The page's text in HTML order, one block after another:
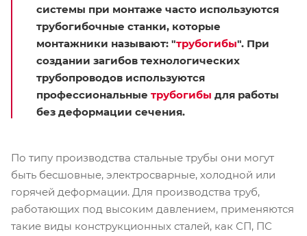
системы при монтаже часто используются
трубогибочные станки, которые
монтажники называют: "трубогибы". При
создании загибов технологических
трубопроводов используются
профессиональные трубогибы для работы
без деформации сечения.
По типу производства стальные трубы они могут
быть бесшовные, электросварные, холодной или
горячей деформации. Для производства труб,
работающих под высоким давлением, применяются
такие виды конструкционных сталей, как СП, ПС